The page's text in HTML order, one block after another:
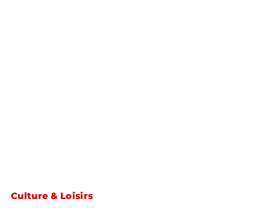
Culture & Loisirs